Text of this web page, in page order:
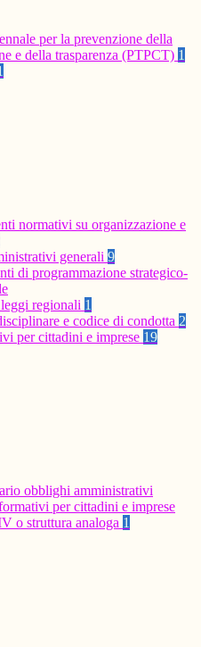
per la prevenzione della
e della trasparenza (PTPCT) 1
normativi su organizzazione e
generali 9
di programmazione strategico-
regionali 1
e codice di condotta 2
per cittadini e imprese 19
obblighi amministrativi
per cittadini e imprese
o struttura analoga 1